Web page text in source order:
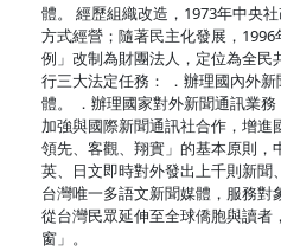
體。 經歷組織改造，1973年中央
方式經營；隨著民主化發展，
例」改制為財團法人，定位為全
行三大法定任務： ．辦理國內外
體。 ．辦理國家對外新聞通訊業
加強與國際新聞通訊社合作，增進
領先、客觀、翔實」的基本原則，
英、日文即時對外發出上千則新聞
台灣唯一多語文新聞媒體，服務對
從台灣民眾延伸至全球僑胞與讀者
窗」。